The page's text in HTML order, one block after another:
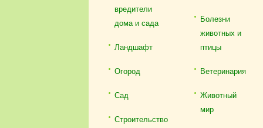
вредители
дома и сада
Ландшафт
Огород
Сад
Строительство
Болезни
животных и
птицы
Ветеринария
Животный
мир